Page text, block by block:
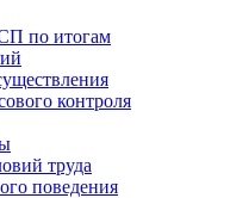
по итогам
контроля
труда
поведения